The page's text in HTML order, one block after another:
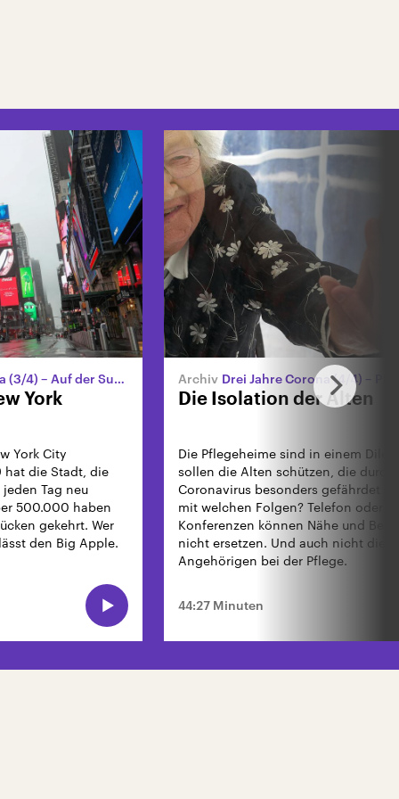
nach einer verschwundenen Stadt
York
York City
hat die Stadt, die
Tag neu
500.000 haben
gekehrt. Wer
den Big Apple.
Drei Jahre Corona (4/4) – Pflege in Zeiten der
Die Isolation der Alten
Die Pflegeheime sind in einem
sollen die Alten schützen, die durch
Coronavirus besonders gefährdet
mit welchen Folgen? Telefon oder
Konferenzen können Nähe und
nicht ersetzen. Und auch nicht die
Angehörigen bei der Pflege.
44:27 Minuten